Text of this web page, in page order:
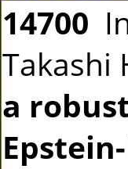
14700
Takashi
a